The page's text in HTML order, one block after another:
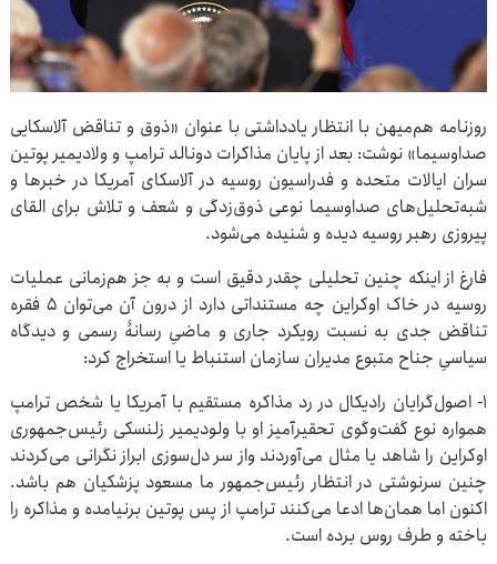
روزنامه هم‌میهن با انتظار یادداشتی با عنوان «ذوق و تناقض آلاسکایی
صداوسیما» نوشت: بعد از پایان مذاکرات دونالد ترامپ و ولادیمیر پوتین
سران ایالات متحده و فدراسیون روسیه در آلاسکای آمریکا در خبرها و
شبه‌تحلیل‌های صداوسیما نوعی ذوق‌زدگی و شعف و تلاش برای القای
پیروزی رهبر روسیه دیده و شنیده می‌شود.
فارغ از اینکه چنین تحلیلی چقدر دقیق است و به جز هم‌زمانی عملیات
روسیه در خاک اوکراین چه مستنداتی دارد از درون آن می‌توان ۵ فقره
تناقض جدی به نسبت رویکرد جاری و ماضیِ رسانۀ رسمی و دیدگاه
سیاسیِ جناح متبوع مدیران سازمان استنباط یا استخراج کرد:
۱- اصول‌گرایان رادیکال در رد مذاکره مستقیم با آمریکا یا شخص ترامپ
همواره نوع گفت‌وگوی تحقیرآمیز او با ولودیمیر زلنسکی رئیس‌جمهوری
اوکراین را شاهد یا مثال می‌آوردند واز سر دل‌سوزی ابراز نگرانی می‌کردند
چنین سرنوشتی در انتظار رئیس‌جمهور ما مسعود پزشکیان هم باشد.
اکنون اما همان‌ها ادعا می‌کنند ترامپ از پس پوتین برنیامده و مذاکره را
باخته و طرف روس برده است.